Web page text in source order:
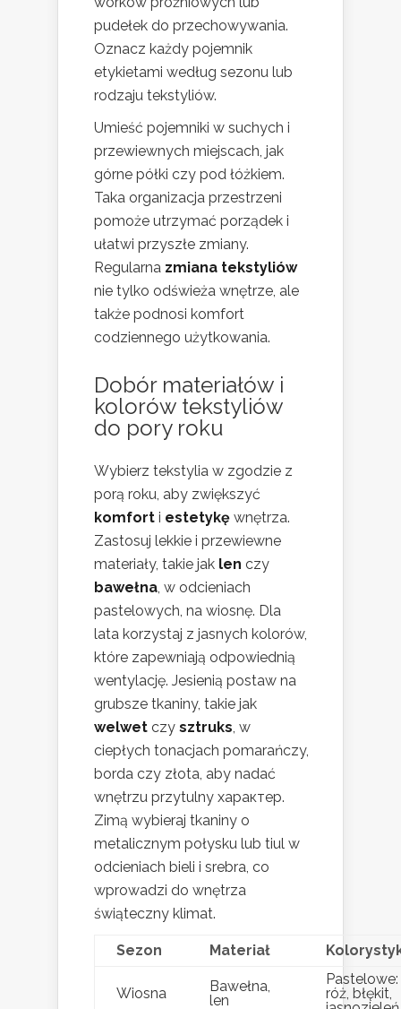
pudełek do przechowywania.
Oznacz każdy pojemnik
etykietami według sezonu lub
rodzaju tekstyliów.
Umieść pojemniki w suchych i
przewiewnych miejscach, jak
górne półki czy pod łóżkiem.
Taka organizacja przestrzeni
pomoże utrzymać porządek i
ułatwi przyszłe zmiany.
Regularna zmiana tekstyliów
nie tylko odświeża wnętrze, ale
także podnosi komfort
codziennego użytkowania.
Dobór materiałów i
kolorów tekstyliów
do pory roku
Wybierz tekstylia w zgodzie z
porą roku, aby zwiększyć
komfort i estetykę wnętrza.
Zastosuj lekkie i przewiewne
materiały, takie jak len czy
bawełna, w odcieniach
pastelowych, na wiosnę. Dla
lata korzystaj z jasnych kolorów,
które zapewniają odpowiednią
wentylację. Jesienią postaw na
grubsze tkaniny, takie jak
welwet czy sztruks, w
ciepłych tonacjach pomarańczy,
borda czy złota, aby nadać
wnętrzu przytulny характер.
Zimą wybieraj tkaniny o
metalicznym połysku lub tiul w
odcieniach bieli i srebra, co
wprowadzi do wnętrza
świąteczny klimat.
Sezon Materiał
Wiosna
Bawełna,
len
Pastelowe:
róż, błękit,